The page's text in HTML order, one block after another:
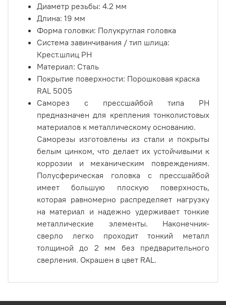
Диаметр резьбы: 4.2 мм
Длина: 19 мм
Форма головки: Полукруглая головка
Система завинчивания / тип шлица:
Крест.шлиц PH
Материал: Сталь
Покрытие поверхности: Порошковая краска
RAL 5005
Саморез с прессшайбой типа PH
предназначен для крепления тонколистовых
материалов к металлическому основанию.
Саморезы изготовлены из стали и покрыты
белым цинком, что делает их устойчивыми к
коррозии и механическим повреждениям.
Полусферическая головка с прессшайбой
имеет большую плоскую поверхность,
которая равномерно распределяет нагрузку
на материал и надежно удерживает тонкие
металлические элементы. Наконечник-
сверло легко проходит тонкий металл
толщиной до 2 мм без предварительного
сверления. Окрашен в цвет RAL.